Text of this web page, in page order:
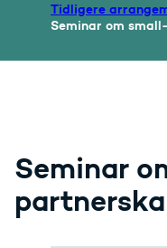
Tidligere
Seminar om
Seminar